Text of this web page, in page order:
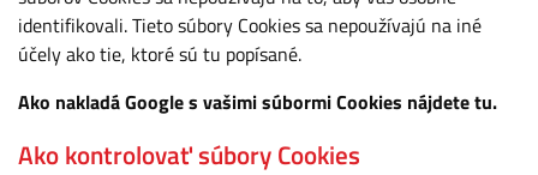
identifikovali. Tieto súbory Cookies sa nepoužívajú na iné
účely ako tie, ktoré sú tu popísané.
Ako nakladá Google s vašimi súbormi Cookies nájdetetu.
Ako kontrolovať súbory Cookies